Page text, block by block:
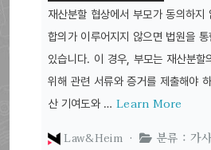
재산분할 협상에서 부모가 동의하
합의가 이루어지지 않으면 법원을
있습니다. 이 경우, 부모는 재산분할
위해 관련 서류와 증거를 제출해야
산 기여도와 …Learn More
Law&Heim ·
분류 : 가